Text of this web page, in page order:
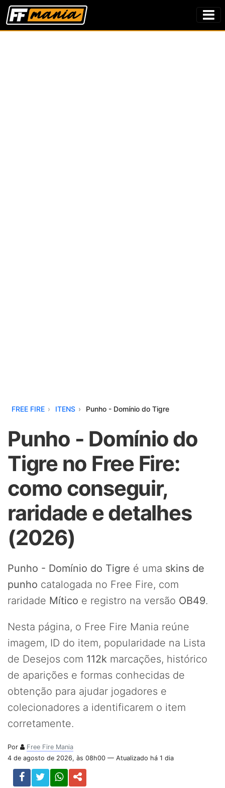
FREE FIRE ITENS Punho - Domínio do Tigre
Punho - Domínio do
Tigre no Free Fire:
como conseguir,
raridade e detalhes
(2026)
Punho - Domínio do Tigre é uma skins de
punho catalogada no Free Fire, com
raridade Mítico e registro na versão OB49.
Nesta página, o Free Fire Mania reúne
imagem, ID do item, popularidade na Lista
de Desejos com 112k marcações, histórico
de aparições e formas conhecidas de
obtenção para ajudar jogadores e
colecionadores a identificarem o item
corretamente.
Por
Free Fire Mania
4 de agosto de 2026, às 08h00 — Atualizado há 1 dia